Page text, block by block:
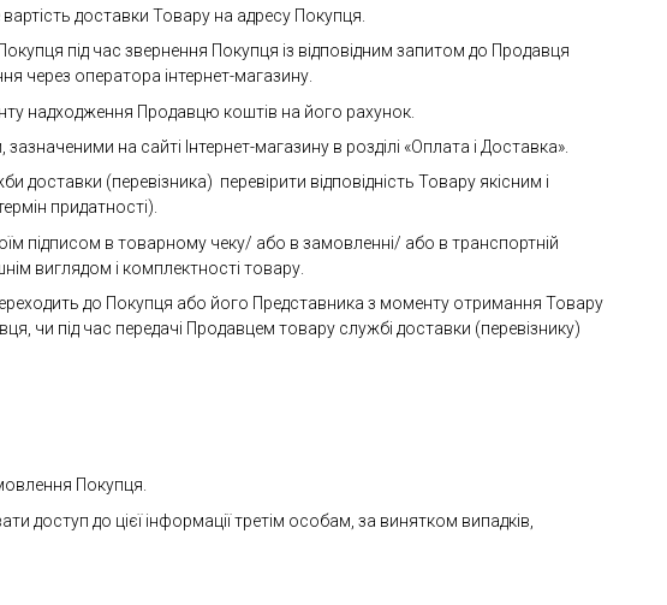
доставки Товару на адресу Покупця.
під час звернення Покупця із відповідним запитом до Продавця
через оператора інтернет-магазину.
надходження Продавцю коштів на його рахунок.
на сайті Інтернет-магазину в розділі «Оплата і Доставка».
(перевізника) перевірити відповідність Товару якісним і
придатності).
підписом в товарному чеку/ або в замовленні/ або в транспортній
виглядом і комплектності товару.
до Покупця або його Представника з моменту отримання Товару
чи під час передачі Продавцем товару службі доставки (перевізнику)
Покупця.
доступ до цієї інформації третім особам, за винятком випадків,